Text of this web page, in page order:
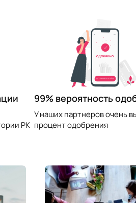
РК
99% вероятность
У наших партнеров очень
процент одобрения